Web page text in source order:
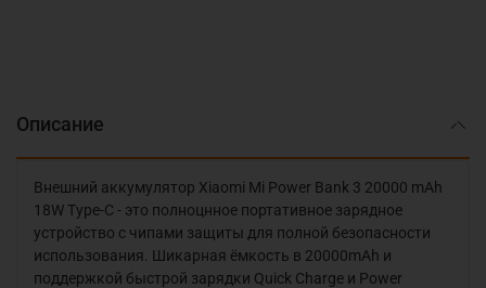
Описание
Внешний аккумулятор Xiaomi Mi Power Bank 3 20000 mAh
18W Type-C - это полноцнное портативное зарядное
устройство с чипами защиты для полной безопасности
использования. Шикарная ёмкость в 20000mAh и
поддержкой быстрой зарядки Quick Charge и Power